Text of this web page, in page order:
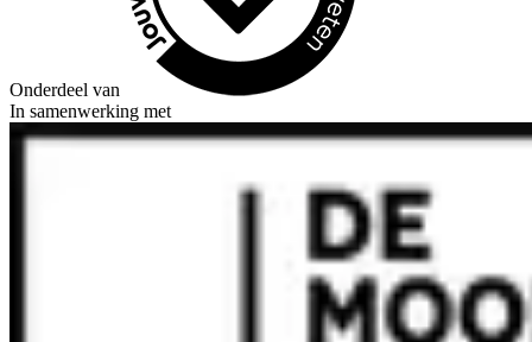
Onderdeel van
In samenwerking met